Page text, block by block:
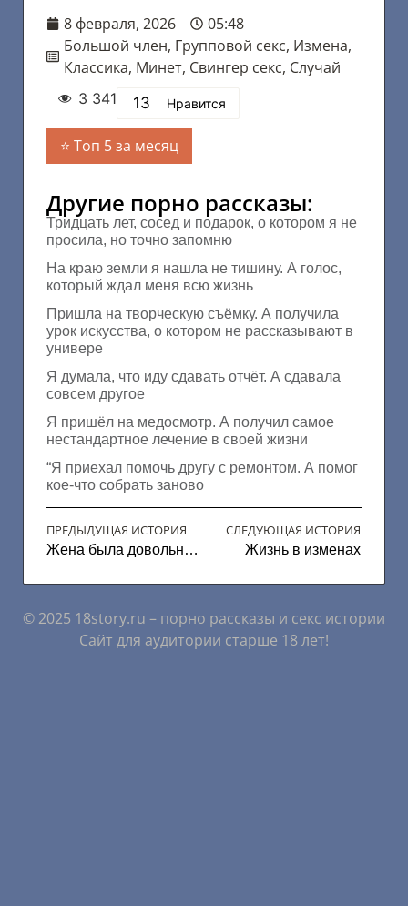
8 февраля, 2026
05:48
Большой член, Групповой секс, Измена,
Классика, Минет, Свингер секс, Случай
3 341 13 Нравится
Топ 5 за месяц
Другие порно рассказы:
Тридцать лет, сосед и подарок, о котором я не
просила, но точно запомню
На краю земли я нашла не тишину. А голос,
который ждал меня всю жизнь
Пришла на творческую съёмку. А получила
урок искусства, о котором не рассказывают в
универе
Я думала, что иду сдавать отчёт. А сдавала
совсем другое
Я пришёл на медосмотр. А получил самое
нестандартное лечение в своей жизни
“Я приехал помочь другу с ремонтом. А помог
кое-что собрать заново
ПРЕДЫДУЩАЯ ИСТОРИЯ
Жена была довольна мастером по вызову
СЛЕДУЮЩАЯ ИСТОРИЯ
Жизнь в изменах
© 2025 18story.ru – порно рассказы и секс истории
Сайт для аудитории старше 18 лет!